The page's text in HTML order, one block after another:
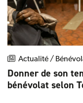
Actualité /
Donner de son
bénévolat selon